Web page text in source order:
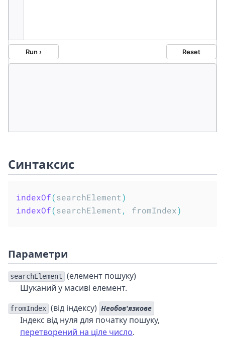
Синтаксис
indexOf(searchElement)
indexOf(searchElement , fromIndex)
Параметри
searchElement
(елемент пошуку)
Шуканий у масиві елемент.
fromIndex (від індексу) Необов'язкове
Індекс від нуля для початку пошуку,
перетворений на ціле число.